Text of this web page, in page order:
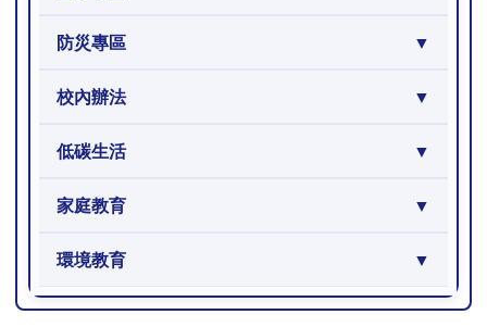
防災專區
校內辦法
低碳生活
家庭教育
環境教育